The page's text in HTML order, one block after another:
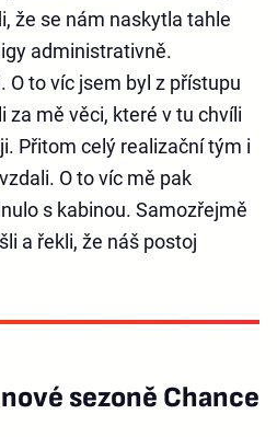
že se nám naskytla tahle
administrativně.
O to víc jsem byl z přístupu
za mě věci, které v tu chvíli
Přitom celý realizační tým i
O to víc mě pak
s kabinou. Samozřejmě
a řekli, že náš postoj
sezoně Chance